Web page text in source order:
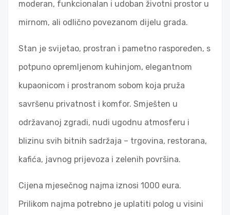
moderan, funkcionalan i udoban životni prostor u
mirnom, ali odlično povezanom dijelu grada.
Stan je svijetao, prostran i pametno raspoređen, s
potpuno opremljenom kuhinjom, elegantnom
kupaonicom i prostranom sobom koja pruža
savršenu privatnost i komfor. Smješten u
održavanoj zgradi, nudi ugodnu atmosferu i
blizinu svih bitnih sadržaja – trgovina, restorana,
kafića, javnog prijevoza i zelenih površina.
Cijena mjesečnog najma iznosi 1000 eura.
Prilikom najma potrebno je uplatiti polog u visini